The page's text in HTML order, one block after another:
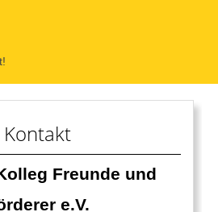
Kontakt
Freunde und
e.V.